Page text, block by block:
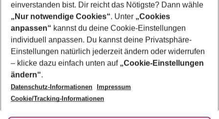
Footer
Footer navigation
Über uns
AGB
Bestpreisgarantie
Cookie-Einstellungen ändern
Cookie-Richtlinie
Agenturbetreuung
Barrierefreies Reisen
Folge uns
einverstanden bist. Dir reicht das Nötigste? Dann wähle
„Nur notwendige Cookies“. Unter „Cookies
anpassen“ kannst du deine Cookie-Einstellungen
individuell anpassen. Du kannst deine Privatsphäre-
Einstellungen natürlich jederzeit ändern oder widerrufen
– klicke dazu einfach unten auf „Cookie-Einstellungen
ändern“.
Datenschutz-Informationen
Impressum
Cookie/Tracking-Informationen